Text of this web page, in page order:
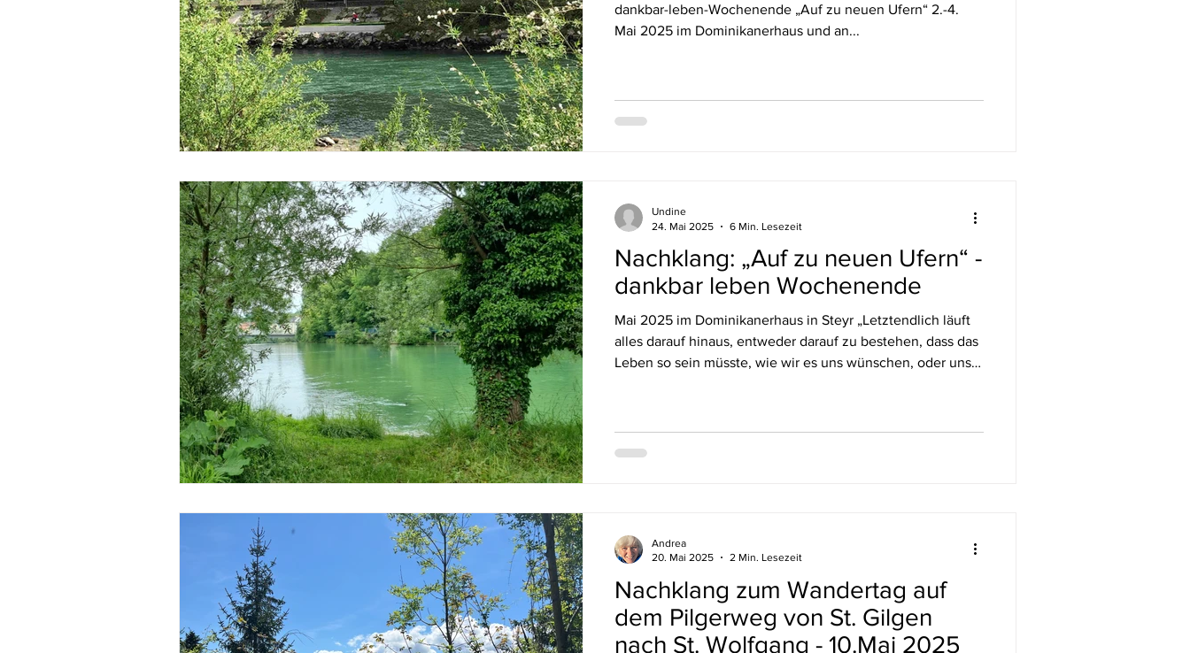
dankbar-leben-Wochenende „Auf zu neuen Ufern“ 2.-4.
Mai 2025 im Dominikanerhaus und an...
Nachklang: „Auf zu neuen Ufern“ -
dankbar leben Wochenende
Mai 2025 im Dominikanerhaus in Steyr „Letztendlich läuft
alles darauf hinaus, entweder darauf zu bestehen, dass das
Leben so sein müsste, wie wir es uns wünschen, oder uns
Steindl-Rast OSB ( Orientierung finden, S.75 ) An diesem
Undine
24. Mai 2025
6 Min. Lesezeit
Nachklang zum Wandertag auf
dem Pilgerweg von St. Gilgen
nach St. Wolfgang - 10.Mai 2025
Andrea
20. Mai 2025
2 Min. Lesezeit